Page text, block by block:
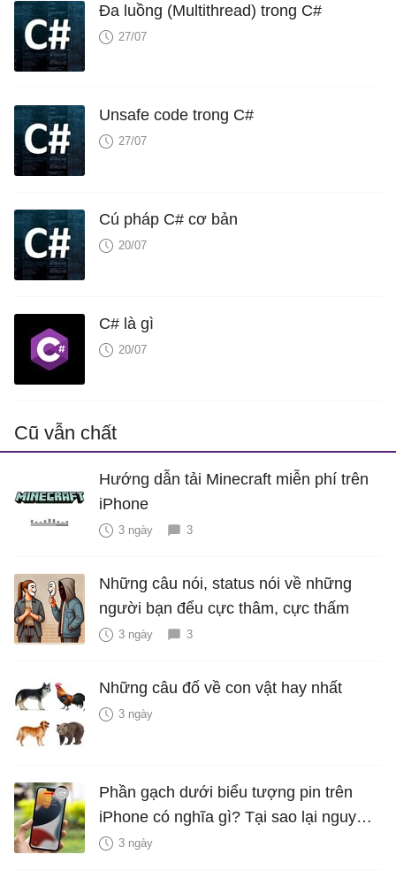
Đa luồng (Multithread) trong C#
27/07
Unsafe code trong C#
27/07
Cú pháp C# cơ bản
20/07
C# là gì
20/07
Cũ vẫn chất
Hướng dẫn tải Minecraft miễn phí trên
iPhone
3 ngày 3
Những câu nói, status nói về những
người bạn đểu cực thâm, cực thấm
3 ngày 3
Những câu đố về con vật hay nhất
3 ngày
Phần gạch dưới biểu tượng pin trên
iPhone có nghĩa gì? Tại sao lại nguy
hiểm?
3 ngày